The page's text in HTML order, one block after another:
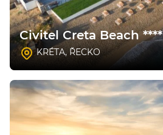
Civitel Creta Beach ****
KRÉTA,ŘECKO